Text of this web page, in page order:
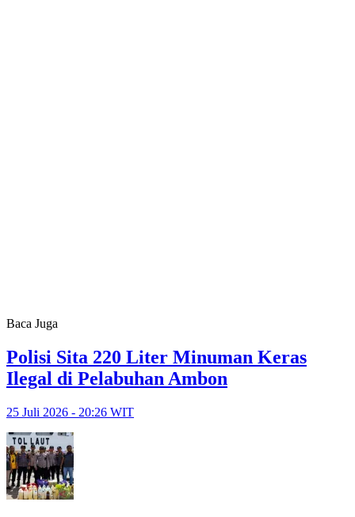
Baca Juga
Polisi Sita 220 Liter Minuman Keras
Ilegal di Pelabuhan Ambon
25 Juli 2026 - 20:26 WIT